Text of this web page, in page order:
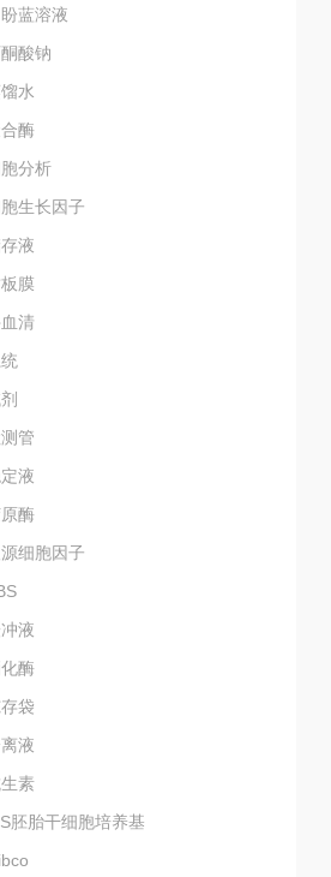
蓝溶液
酸钠
水
酶
分析
生长因子
液
膜
清
管
液
酶
源细胞因子
液
酶
袋
液
素
胚胎干细胞培养基